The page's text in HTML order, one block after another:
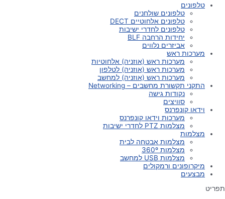
טלפונים
טלפונים שולחנים
טלפונים אלחוטיים DECT
טלפונים לחדרי ישיבות
יחידות הרחבה BLF
אביזרים נלווים
מערכות ראש
מערכות ראש (אוזניה) אלחוטיות
מערכות ראש (אוזניה) לטלפון
מערכות ראש (אוזניה) למחשב
התקני תקשורת מחשבים – Networking
נקודות גישה
סוויצים
וידאו קונפרנס
מערכות וידאו קונפרנס
מצלמות PTZ לחדרי ישיבות
מצלמות
מצלמות אבטחה לבית
מצלמות 360º
מצלמות USB למחשב
מיקרופונים ורמקולים
מבצעים
תפריט